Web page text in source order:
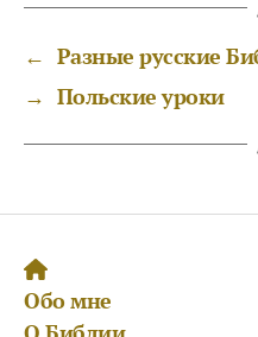
← Разные русские
→ Польские уроки
Обо мне